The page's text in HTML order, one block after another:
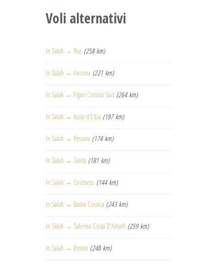
Voli alternativi
In Salah → Pisa (258 km)
In Salah → Ancona (221 km)
In Salah → Figari Corsica Sud (264 km)
In Salah → Isola d'Elba (197 km)
In Salah → Pescara (174 km)
In Salah → Siena (181 km)
In Salah → Grosseto (144 km)
In Salah → Bastia Corsica (243 km)
In Salah → Salerno Costa D'Amalfi (259 km)
In Salah → Rimini (248 km)